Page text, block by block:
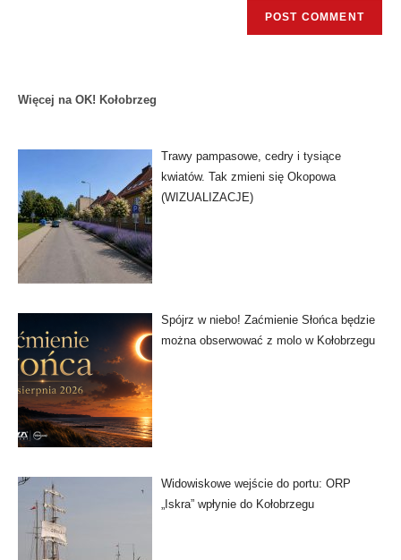
Więcej na OK! Kołobrzeg
Trawy pampasowe, cedry i tysiące
kwiatów. Tak zmieni się Okopowa
(WIZUALIZACJE)
Spójrz w niebo! Zaćmienie Słońca będzie
można obserwować z molo w Kołobrzegu
Widowiskowe wejście do portu: ORP
„Iskra” wpłynie do Kołobrzegu